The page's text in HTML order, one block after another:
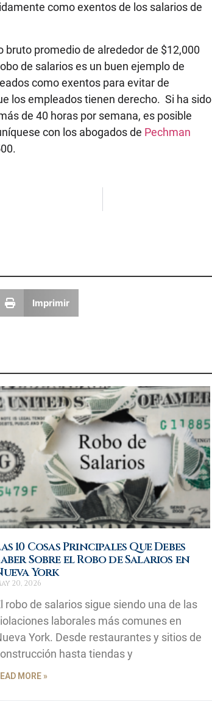
como exentos de los salarios de
promedio de alrededor de $12,000
de salarios es un buen ejemplo de
como exentos para evitar de
los empleados tienen derecho. Si ha sido
de 40 horas por semana, es posible
con los abogados de Pechman
Imprimir
10 Cosas Principales Que Debes
Sobre el Robo de Salarios en
York
20, 2026
robo de salarios sigue siendo una de las
laborales más comunes en
York. Desde restaurantes y sitios de
hasta tiendas y
MORE »